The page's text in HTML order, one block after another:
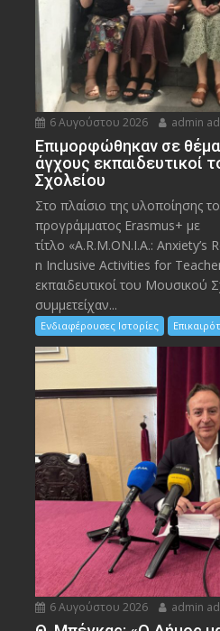
6 Αυγούστου 2026 admin
Eπιμορφώθηκαν σε
άγχους εκπαιδευτικοί
Σχολείου
Στο πλαίσιο της υλοποίησης
προγράμματος Erasmus+ με
τίτλο «A.R.M.ON.I.A.:
n Inclusive Activities for
εκπαιδευτικοί του Μουσικού
συμμετείχαν...
Ενδιαφέρουσες Ιστορίες
6 Αυγούστου 2026 admin